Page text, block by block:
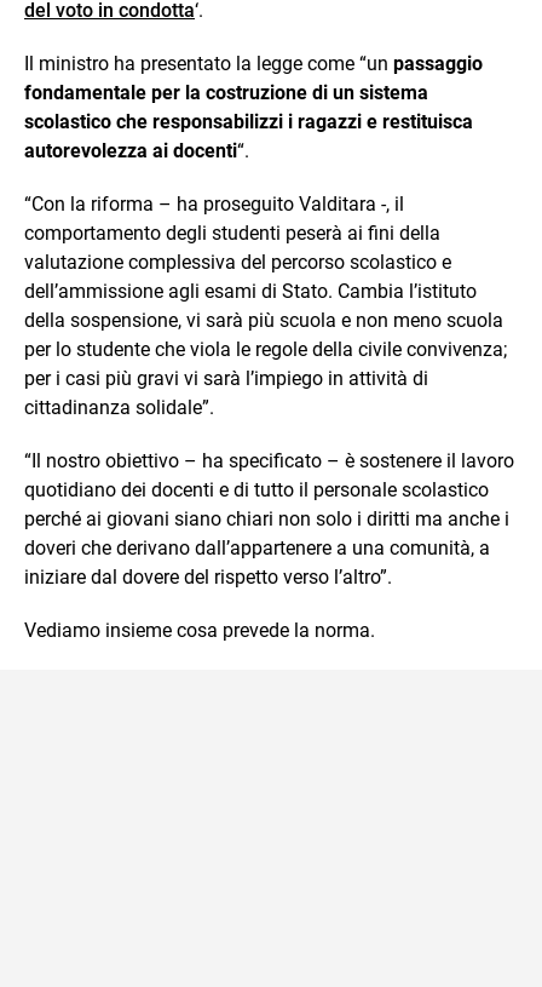
del voto in condotta‘.
Il ministro ha presentato la legge come “un passaggio
fondamentale per la costruzione di un sistema
scolastico che responsabilizzi i ragazzi e restituisca
autorevolezza ai docenti“.
“Con la riforma – ha proseguito Valditara -, il
comportamento degli studenti peserà ai fini della
valutazione complessiva del percorso scolastico e
dell’ammissione agli esami di Stato. Cambia l’istituto
della sospensione, vi sarà più scuola e non meno scuola
per lo studente che viola le regole della civile convivenza;
per i casi più gravi vi sarà l’impiego in attività di
cittadinanza solidale”.
“Il nostro obiettivo – ha specificato – è sostenere il lavoro
quotidiano dei docenti e di tutto il personale scolastico
perché ai giovani siano chiari non solo i diritti ma anche i
doveri che derivano dall’appartenere a una comunità, a
iniziare dal dovere del rispetto verso l’altro”.
Vediamo insieme cosa prevede la norma.